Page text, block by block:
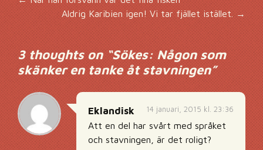
Inläggsnavigering
Aldrig Karibien igen! Vi tar fjället istället.→
3 thoughts on “Sökes: Någon som
skänker en tanke åt stavningen”
14 januari, 2015 kl. 23:36
Eklandisk
Att en del har svårt med språket
och stavningen, är det roligt?